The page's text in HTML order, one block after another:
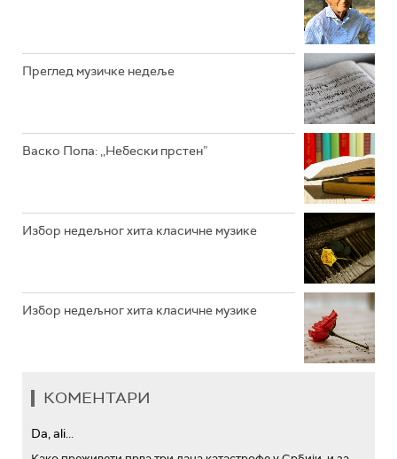
РАДИО ЏЕЗЕР
Преглед музичке недеље
Васко Попа: ,,Небески прстен”
Избор недељног хита класичне музике
Избор недељног хита класичне музике
КОМЕНТАРИ
Da, ali...